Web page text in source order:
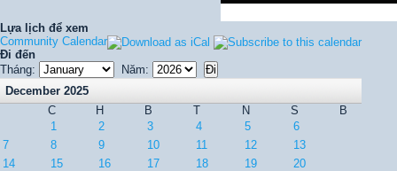
Lựa lịch để xem
Community Calendar
Đi đến
Tháng:
Năm:
December 2025
C
H B T N S
B
1
2 3 4 5
6
7
8 9 10 11 12
13
14
15 16 17 18 19
20